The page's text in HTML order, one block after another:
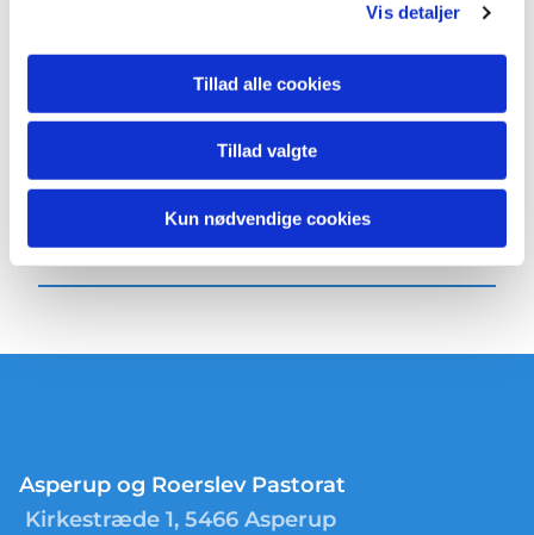
Vis detaljer
Tillad alle cookies
Tillad valgte
Kun nødvendige cookies
Asperup og Roerslev Pastorat
Kirkestræde 1, 5466 Asperup